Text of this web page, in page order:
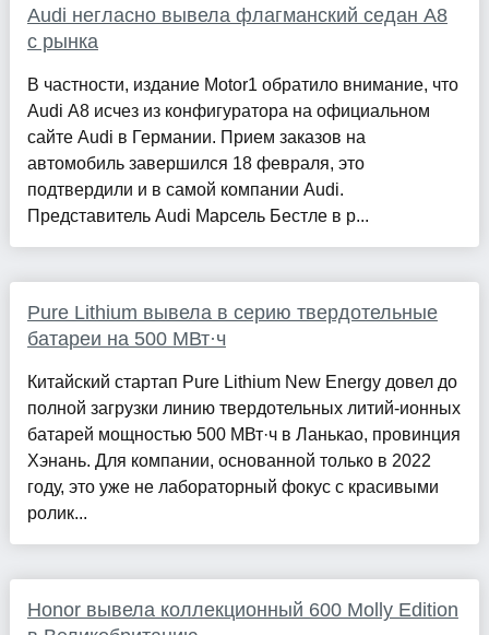
Audi негласно вывела флагманский седан A8
с рынка
В частности, издание Motor1 обратило внимание, что
Audi A8 исчез из конфигуратора на официальном
сайте Audi в Германии. Прием заказов на
автомобиль завершился 18 февраля, это
подтвердили и в самой компании Audi.
Представитель Audi Марсель Бестле в р...
Pure Lithium вывела в серию твердотельные
батареи на 500 МВт·ч
Китайский стартап Pure Lithium New Energy довел до
полной загрузки линию твердотельных литий-ионных
батарей мощностью 500 МВт·ч в Ланькао, провинция
Хэнань. Для компании, основанной только в 2022
году, это уже не лабораторный фокус с красивыми
ролик...
Honor вывела коллекционный 600 Molly Edition